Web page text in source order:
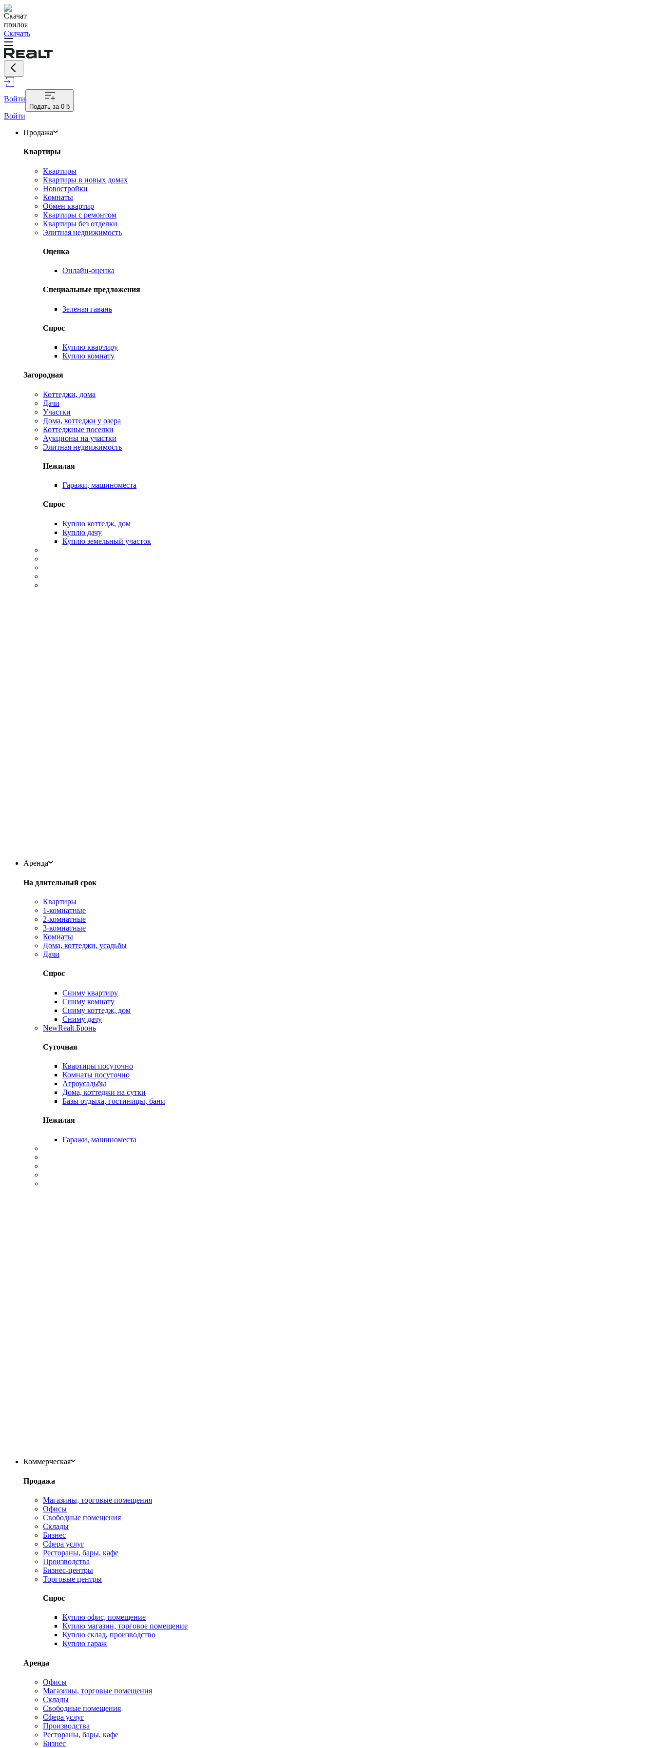
Скачать
Войти
Подать за 0 ƃ
Войти
Продажа
Квартиры
Квартиры
Квартиры в новых домах
Новостройки
Комнаты
Обмен квартир
Квартиры с ремонтом
Квартиры без отделки
Элитная недвижимость
Оценка
Онлайн-оценка
Специальные предложения
Зеленая гавань
Спрос
Куплю квартиру
Куплю комнату
Загородная
Коттеджи, дома
Дачи
Участки
Дома, коттеджи у озера
Коттеджные поселки
Аукционы на участки
Элитная недвижимость
Нежилая
Гаражи, машиноместа
Спрос
Куплю коттедж, дом
Куплю дачу
Куплю земельный участок
Аренда
На длительный срок
Квартиры
1-комнатные
2-комнатные
3-комнатные
Комнаты
Дома, коттеджи, усадьбы
Дачи
Спрос
Сниму квартиру
Сниму комнату
Сниму коттедж, дом
Сниму дачу
NewRealt.Бронь
Суточная
Квартиры посуточно
Комнаты посуточно
Агроусадьбы
Дома, коттеджи на сутки
Базы отдыха, гостиницы, бани
Нежилая
Гаражи, машиноместа
Коммерческая
Продажа
Магазины, торговые помещения
Офисы
Свободные помещения
Склады
Бизнес
Сфера услуг
Рестораны, бары, кафе
Производства
Бизнес-центры
Торговые центры
Спрос
Куплю офис, помещение
Куплю магазин, торговое помещение
Куплю склад, производство
Куплю гараж
Аренда
Офисы
Магазины, торговые помещения
Склады
Свободные помещения
Сфера услуг
Производства
Рестораны, бары, кафе
Бизнес